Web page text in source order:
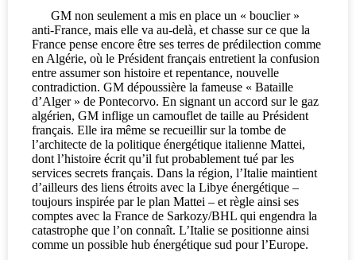
GM non seulement a mis en place un « bouclier »
anti-France, mais elle va au-delà, et chasse sur ce que la
France pense encore être ses terres de prédilection comme
en Algérie, où le Président français entretient la confusion
entre assumer son histoire et repentance, nouvelle
contradiction. GM dépoussière la fameuse « Bataille
d’Alger » de Pontecorvo. En signant un accord sur le gaz
algérien, GM inflige un camouflet de taille au Président
français. Elle ira même se recueillir sur la tombe de
l’architecte de la politique énergétique italienne Mattei,
dont l’histoire écrit qu’il fut probablement tué par les
services secrets français. Dans la région, l’Italie maintient
d’ailleurs des liens étroits avec la Libye énergétique –
toujours inspirée par le plan Mattei – et règle ainsi ses
comptes avec la France de Sarkozy/BHL qui engendra la
catastrophe que l’on connaît. L’Italie se positionne ainsi
comme un possible hub énergétique sud pour l’Europe.